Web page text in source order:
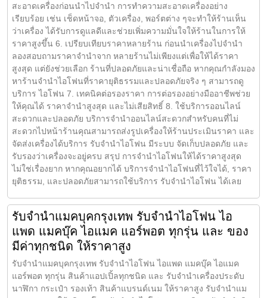
สะอาดเครื่องก่อนนำไปจำนำ การทำความสะอาดเครื่องอย่าง
เรียบร้อย เช่น เช็ดหน้าจอ, ตัวเครื่อง, พอร์ตต่าง ๆจะทำให้ร้านเห็น
ว่าเครื่อง ได้รับการดูแลดีและช่วยเพิ่มความมั่นใจให้ร้านในการให้
ราคาสูงขึ้น 6. เปรียบเทียบราคาหลายร้าน ก่อนนำเครื่องไปจำนำ
ลองสอบถามราคาจำนำจาก หลายร้านไม่เพียงแต่เพื่อให้ได้ราคา
สูงสุด แต่ยังช่วยเลือก ร้านที่ปลอดภัยและน่าเชื่อถือ หากคุณกำลังมอง
หาร้านจำนำไอโฟนที่ราคายุติธรรมและปลอดภัยจริง ๆ สามารถดู
บริการ ไอโฟน 7. เทคนิคต่อรองราคา การต่อรองอย่างมืออาชีพช่วย
ให้คุณได้ ราคาจำนำสูงสุด และไม่เสียสิทธิ์ 8. ใช้บริการออนไลน์
สะดวกและปลอดภัย บริการจำนำออนไลน์สะดวกสำหรับคนที่ไม่
สะดวกไปหน้าร้านคุณสามารถส่งรูปเครื่องให้ร้านประเมินราคา และ
จัดส่งเครื่องได้บริการ รับจำนำไอโฟน มีระบบ จัดเก็บปลอดภัย และ
รับรองว่าเครื่องจะอยู่ครบ สรุป การจำนำไอโฟนให้ได้ราคาสูงสุด
ไม่ใช่เรื่องยาก หากคุณอยากได้ บริการจำนำไอโฟนที่ไว้ใจได้, ราคา
ยุติธรรม, และปลอดภัยสามารถใช้บริการ รับจำนำไอโฟน ได้เลย
รับจำนำแมคบุคกรุงเทพ รับจำนำไอโฟน ไอ
แพด แมคบุ๊ค ไอแมค แอร์พอต ทุกรุ่น และ ของ
มีค่าทุกชนิด ให้ราคาสูง
รับจำนำแมคบุคกรุงเทพ รับจำนำไอโฟน ไอแพด แมคบุ๊ค ไอแมค
แอร์พอต ทุกรุ่น สินค้าแอปเปิ้ลทุกชนิด และ รับจำนำเครื่องประดับ
นาฬิกา กระเป๋า รองเท้า สินค้าแบรนด์เนม ให้ราคาสูง รับจำนำแม